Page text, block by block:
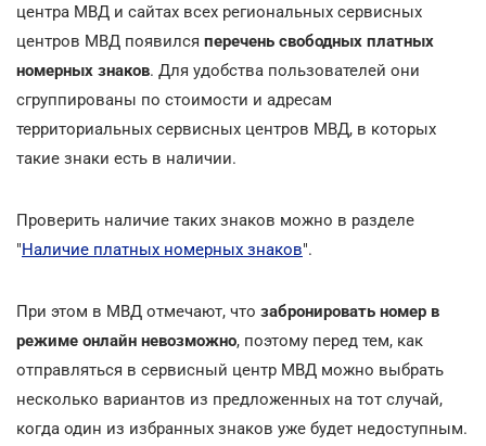
центра МВД и сайтах всех региональных сервисных
центров МВД появился перечень свободных платных
номерных знаков. Для удобства пользователей они
сгруппированы по стоимости и адресам
территориальных сервисных центров МВД, в которых
такие знаки есть в наличии.
Проверить наличие таких знаков можно в разделе
"Наличие платных номерных знаков".
При этом в МВД отмечают, что забронировать номер в
режиме онлайн невозможно, поэтому перед тем, как
отправляться в сервисный центр МВД можно выбрать
несколько вариантов из предложенных на тот случай,
когда один из избранных знаков уже будет недоступным.